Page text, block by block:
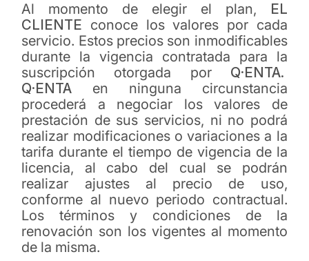
Al momento de elegir el plan, EL
CLIENTE conoce los valores por cada
servicio. Estos precios son inmodificables
durante la vigencia contratada para la
suscripción otorgada por Q·ENTA.
Q·ENTA en ninguna circunstancia
procederá a negociar los valores de
prestación de sus servicios, ni no podrá
realizar modificaciones o variaciones a la
tarifa durante el tiempo de vigencia de la
licencia, al cabo del cual se podrán
realizar ajustes al precio de uso,
conforme al nuevo periodo contractual.
Los términos y condiciones de la
renovación son los vigentes al momento
de la misma.